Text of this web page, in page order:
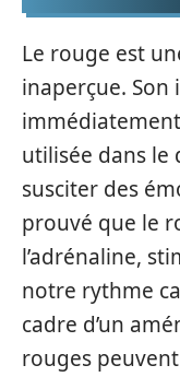
Le rouge est
inaperçue.
utilisée dans
susciter des
prouvé que le
l’adrénaline,
notre rythme
cadre d’un
rouges